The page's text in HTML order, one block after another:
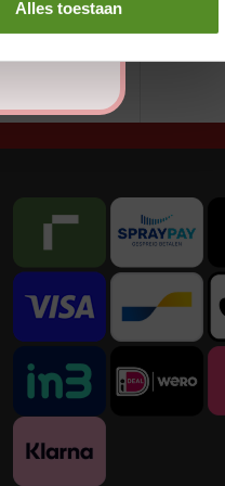
Alles toestaan